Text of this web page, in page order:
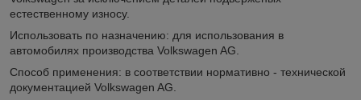
естественному износу.
Использовать по назначению: для использования в
автомобилях производства Volkswagen AG.
Способ применения: в соответствии нормативно - технической
документацией Volkswagen AG.